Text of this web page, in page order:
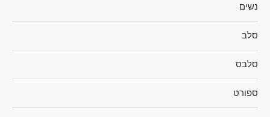
נשים
סלב
סלבס
ספורט